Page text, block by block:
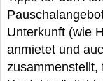
Unterkunft (wie
anmietet und
zusammenstellt,